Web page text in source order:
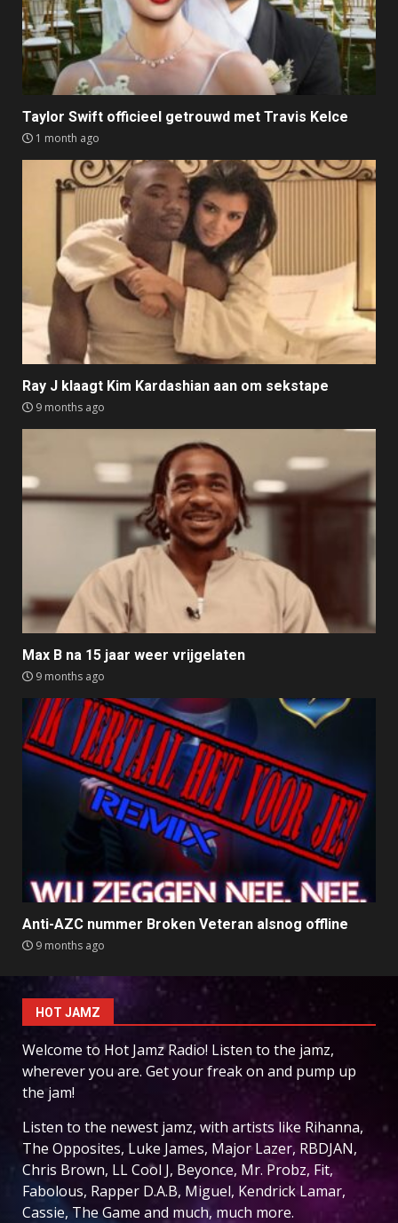
Taylor Swift officieel getrouwd met Travis Kelce
1 month ago
Ray J klaagt Kim Kardashian aan om sekstape
9 months ago
Max B na 15 jaar weer vrijgelaten
9 months ago
Anti-AZC nummer Broken Veteran alsnog offline
9 months ago
HOT JAMZ
Welcome to Hot Jamz Radio! Listen to the jamz,
wherever you are. Get your freak on and pump up
the jam!
Listen to the newest jamz, with artists like Rihanna,
The Opposites, Luke James, Major Lazer, RBDJAN,
Chris Brown, LL Cool J, Beyonce, Mr. Probz, Fit,
Fabolous, Rapper D.A.B, Miguel, Kendrick Lamar,
Cassie, The Game and much, much more.